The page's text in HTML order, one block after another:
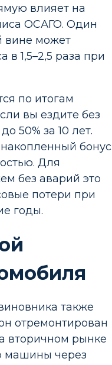
влияет на
ОСАГО. Один
вине может
в 1,5–2,5 раза при
по итогам
вы ездите без
50% за 10 лет.
бонус
Для
без аварий это
потери при
годы.
также
отремонтирован
вторичном рынке
машины через